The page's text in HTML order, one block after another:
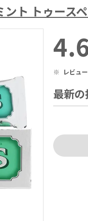
ト トゥース
※ レビュ
最新